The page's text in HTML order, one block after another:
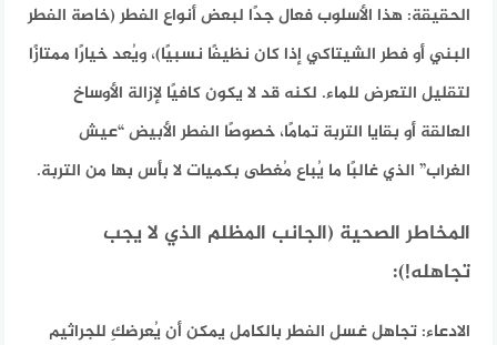
الحقيقة: هذا الأسلوب فعال جدًا لبعض أنواع الفطر (خاصة الفطر
البني أو فطر الشيتاكي إذا كان نظيفًا نسبيًا)، ويُعد خيارًا ممتازًا
لتقليل التعرض للماء. لكنه قد لا يكون كافيًا لإزالة الأوساخ
العالقة أو بقايا التربة تمامًا، خصوصًا الفطر الأبيض “عيش
الغراب” الذي غالبًا ما يُباع مُغطى بكميات لا بأس بها من التربة.
المخاطر الصحية (الجانب المظلم الذي لا يجب
تجاهله!):
الادعاء: تجاهل غسل الفطر بالكامل يمكن أن يُعرضكِ للجراثيم